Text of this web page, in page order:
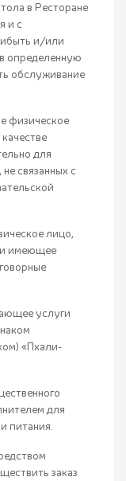
в Ресторане
и с
и/или
определенную
обслуживание
физическое
для
связанных с
лицо,
и имеющее
услуги
«Пхали-
для
питания.
заказ